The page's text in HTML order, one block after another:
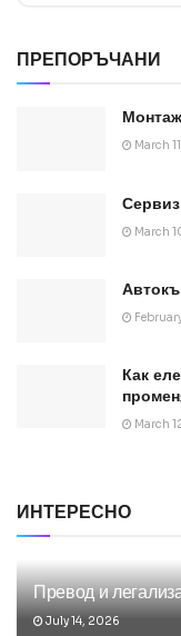
ПРЕПОРЪЧАНИ
March
March
Как
March
ИНТЕРЕСНО
Превод и
July 14, 2026